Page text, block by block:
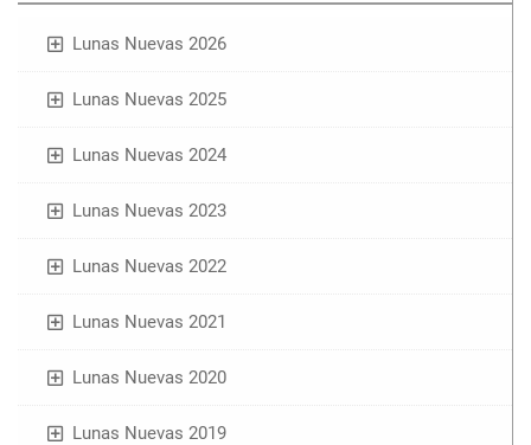
Lunas Nuevas 2026
Lunas Nuevas 2025
Lunas Nuevas 2024
Lunas Nuevas 2023
Lunas Nuevas 2022
Lunas Nuevas 2021
Lunas Nuevas 2020
Lunas Nuevas 2019